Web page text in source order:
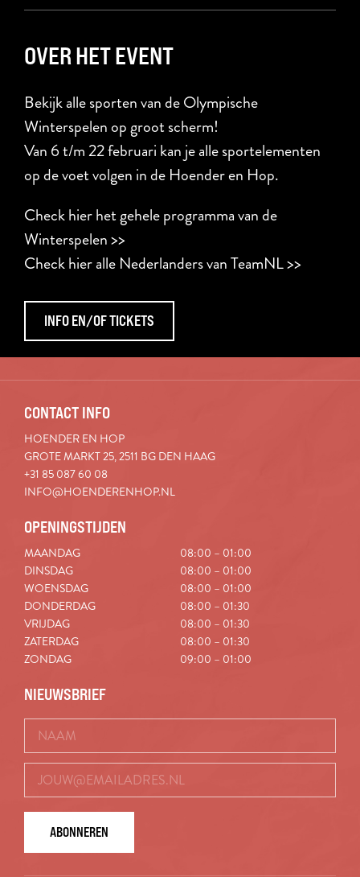
OVER HET EVENT
Bekijk alle sporten van de Olympische
Winterspelen op groot scherm!
Van 6 t/m 22 februari kan je alle sportelementen
op de voet volgen in de Hoender en Hop.
Check hier het gehele programma van de
Winterspelen >>
Check hier alle Nederlanders van TeamNL >>
INFO EN/OF TICKETS
CONTACT INFO
HOENDER EN HOP
GROTE MARKT 25, 2511 BG DEN HAAG
+31 85 087 60 08
INFO@HOENDERENHOP.NL
OPENINGSTIJDEN
MAANDAG
08:00 – 01:00
DINSDAG
08:00 – 01:00
WOENSDAG
08:00 – 01:00
DONDERDAG
08:00 – 01:30
VRIJDAG
08:00 – 01:30
ZATERDAG
08:00 – 01:30
ZONDAG
09:00 – 01:00
NIEUWSBRIEF
ABONNEREN